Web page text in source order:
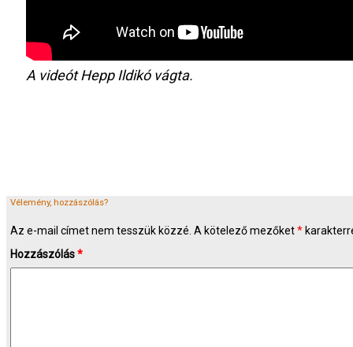
A videót Hepp Ildikó vágta.
Vélemény, hozzászólás?
Az e-mail címet nem tesszük közzé. A kötelező mezőket*
Hozzászólás*